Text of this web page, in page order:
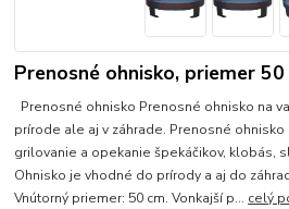
Prenosné ohnisko, priemer 50
Prenosné ohnisko Prenosné ohnisko na
prírode ale aj v záhrade. Prenosné
grilovanie a opekanie špekáčikov, klobás,
Ohnisko je vhodné do prírody a aj do
Vnútorný priemer: 50 cm. Vonkajší p... celý